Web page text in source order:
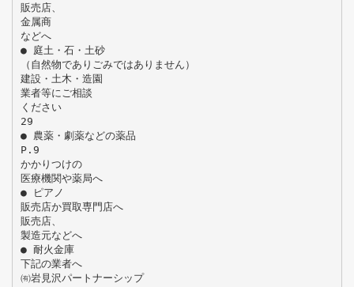
販売店、
金属商
などへ
● 庭土・石・土砂
（自然物でありごみではありません）
建設・土木・造園
業者等にご相談
ください
29
● 農薬・劇薬などの薬品
P.9
かかりつけの
医療機関や薬局へ
● ピアノ
販売店か買取専門店へ
販売店、
製造元などへ
● 耐火金庫
下記の業者へ
㈲岩見沢パートナーシップ